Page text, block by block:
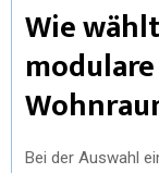
Wie
Bei der Auswahl